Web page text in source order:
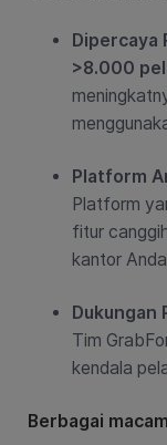
Dipercaya
>8.000
Platform
Platform
fitur
kantor Anda
Dukungan
Tim
kendala
Berbagai